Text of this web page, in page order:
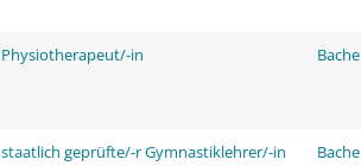
Physiotherapeut/-in
staatlich geprüfte/-r Gymnastiklehrer/-in